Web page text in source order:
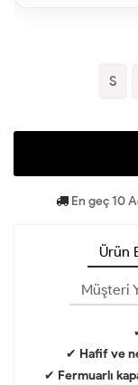
S
En geç 10
Ürün
Müşteri
✔ Hafif ve
✔ Fermuarlı